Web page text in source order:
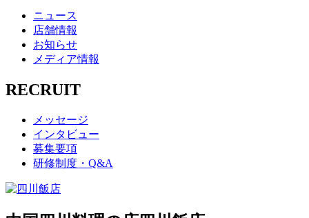
ニュース
店舗情報
お知らせ
メディア情報
RECRUIT
メッセージ
インタビュー
募集要項
研修制度・Q&A